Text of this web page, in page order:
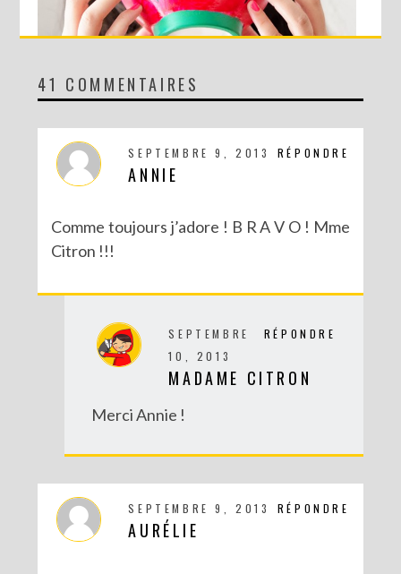
DIY : LE BOL PASTÈQUE !
DIY SPÉCIAL BRÉSIL : LE MOBILE RIO
41 COMMENTAIRES
RÉPONDRE
SEPTEMBRE 9, 2013
ANNIE
Comme toujours j’adore ! B R A V O ! Mme
Citron !!!
RÉPONDRE
SEPTEMBRE
10, 2013
MADAME CITRON
Merci Annie !
RÉPONDRE
SEPTEMBRE 9, 2013
AURÉLIE